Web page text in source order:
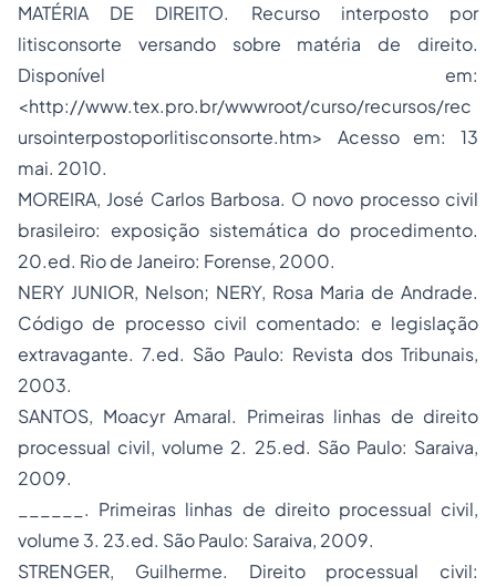
MATÉRIA DE DIREITO. Recurso interposto por
litisconsorte versando sobre matéria de direito.
Disponível em:
<http://www.tex.pro.br/wwwroot/curso/recursos/rec
ursointerpostoporlitisconsorte.htm> Acesso em: 13
mai. 2010.
MOREIRA, José Carlos Barbosa. O novo processo civil
brasileiro: exposição sistemática do procedimento.
20.ed. Rio de Janeiro: Forense, 2000.
NERY JUNIOR, Nelson; NERY, Rosa Maria de Andrade.
Código de processo civil comentado: e legislação
extravagante. 7.ed. São Paulo: Revista dos Tribunais,
2003.
SANTOS, Moacyr Amaral. Primeiras linhas de direito
processual civil, volume 2. 25.ed. São Paulo: Saraiva,
2009.
______. Primeiras linhas de direito processual civil,
volume 3. 23.ed. São Paulo: Saraiva, 2009.
STRENGER, Guilherme. Direito processual civil: